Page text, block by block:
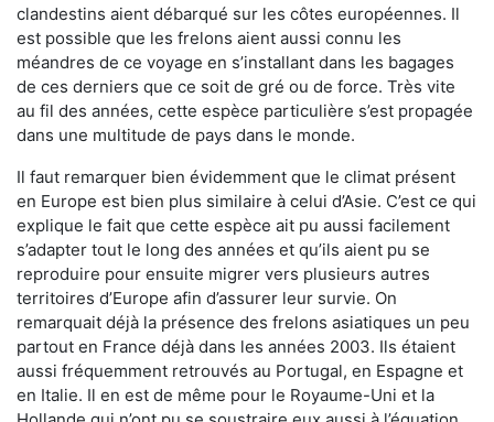
clandestins aient débarqué sur les côtes européennes. Il
est possible que les frelons aient aussi connu les
méandres de ce voyage en s’installant dans les bagages
de ces derniers que ce soit de gré ou de force. Très vite
au fil des années, cette espèce particulière s’est propagée
dans une multitude de pays dans le monde.
Il faut remarquer bien évidemment que le climat présent
en Europe est bien plus similaire à celui d’Asie. C’est ce qui
explique le fait que cette espèce ait pu aussi facilement
s’adapter tout le long des années et qu’ils aient pu se
reproduire pour ensuite migrer vers plusieurs autres
territoires d’Europe afin d’assurer leur survie. On
remarquait déjà la présence des frelons asiatiques un peu
partout en France déjà dans les années 2003. Ils étaient
aussi fréquemment retrouvés au Portugal, en Espagne et
en Italie. Il en est de même pour le Royaume-Uni et la